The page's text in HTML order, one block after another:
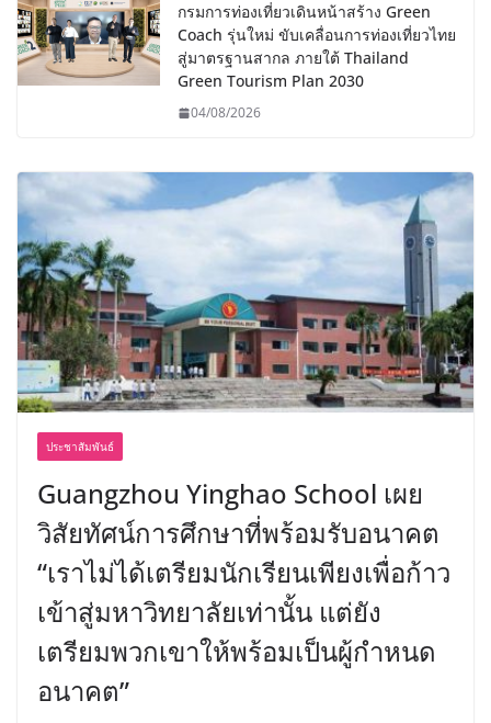
กรมการท่องเที่ยวเดินหน้าสร้าง Green
Coach รุ่นใหม่ ขับเคลื่อนการท่องเที่ยวไทย
สู่มาตรฐานสากล ภายใต้ Thailand
Green Tourism Plan 2030
04/08/2026
ประชาสัมพันธ์
Guangzhou Yinghao School เผย
วิสัยทัศน์การศึกษาที่พร้อมรับอนาคต
“เราไม่ได้เตรียมนักเรียนเพียงเพื่อก้าว
เข้าสู่มหาวิทยาลัยเท่านั้น แต่ยัง
เตรียมพวกเขาให้พร้อมเป็นผู้กำหนด
อนาคต”